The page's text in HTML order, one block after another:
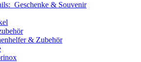
Geschenke & Souvenir
& Zubehör